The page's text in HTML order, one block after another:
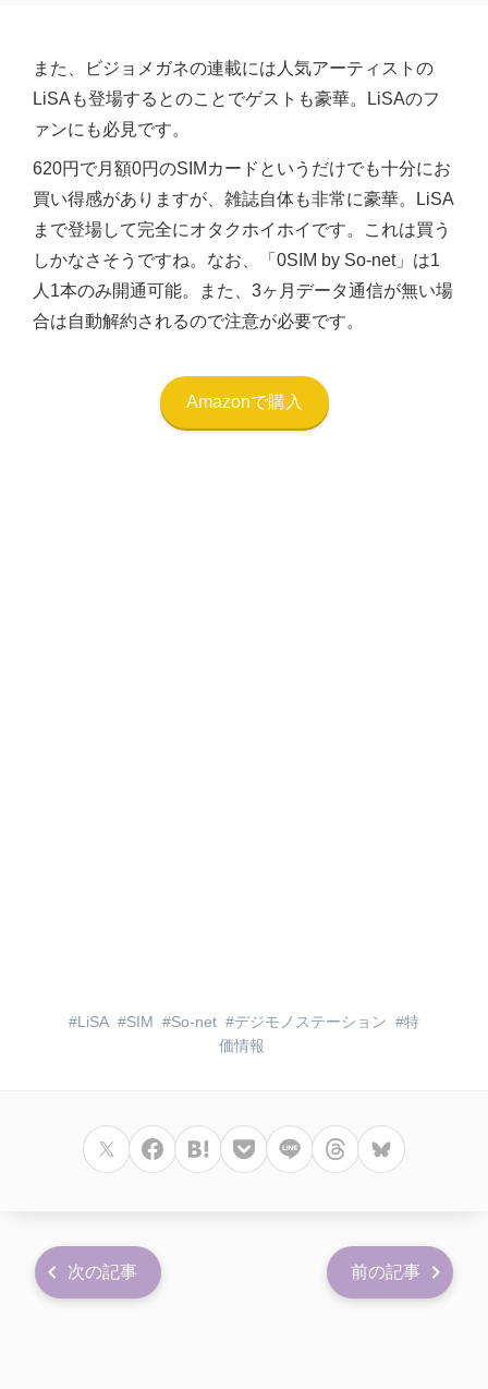
また、ビジョメガネの連載には人気アーティストの
LiSAも登場するとのことでゲストも豪華。LiSAのフ
ァンにも必見です。
620円で月額0円のSIMカードというだけでも十分にお
買い得感がありますが、雑誌自体も非常に豪華。LiSA
まで登場して完全にオタクホイホイです。これは買う
しかなさそうですね。なお、「0SIM by So-net」は1
人1本のみ開通可能。また、3ヶ月データ通信が無い場
合は自動解約されるので注意が必要です。
Amazonで購入
LiSA SIM So-net デジモノステーション
特
価情報
次の記事 前の記事